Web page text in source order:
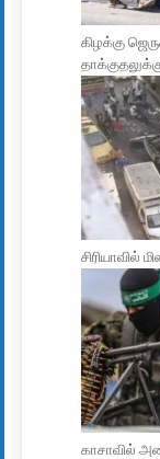
கிழக்கு
சிரியாவில்
காசாவில்